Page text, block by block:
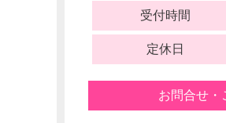
受付時間
定休日
お問合せ・